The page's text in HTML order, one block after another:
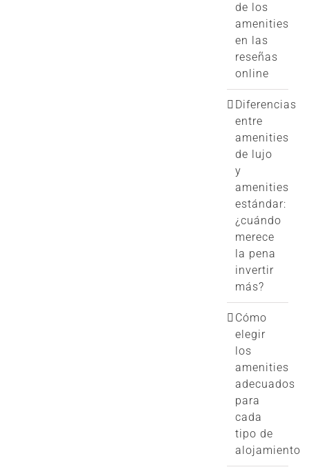
de los
amenities
en las
reseñas
online
Diferencias
entre
amenities
de lujo
y
amenities
estándar:
¿cuándo
merece
la pena
invertir
más?
Cómo
elegir
los
amenities
adecuados
para
cada
tipo de
alojamiento